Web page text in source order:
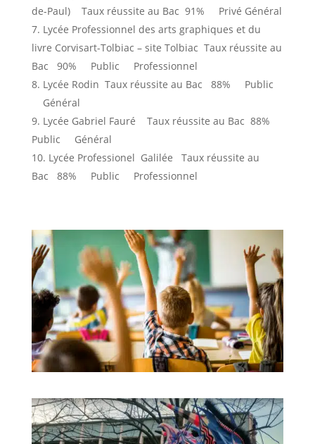
de-Paul) Taux réussite au Bac 91% Privé Général
Lycée Professionnel des arts graphiques et du
livre Corvisart-Tolbiac – site Tolbiac Taux réussite au
Bac 90% Public Professionnel
Lycée Rodin Taux réussite au Bac 88% Public
Général
Lycée Gabriel Fauré Taux réussite au Bac 88%
Public Général
Lycée Professionel Galilée Taux réussite au
Bac 88% Public Professionnel